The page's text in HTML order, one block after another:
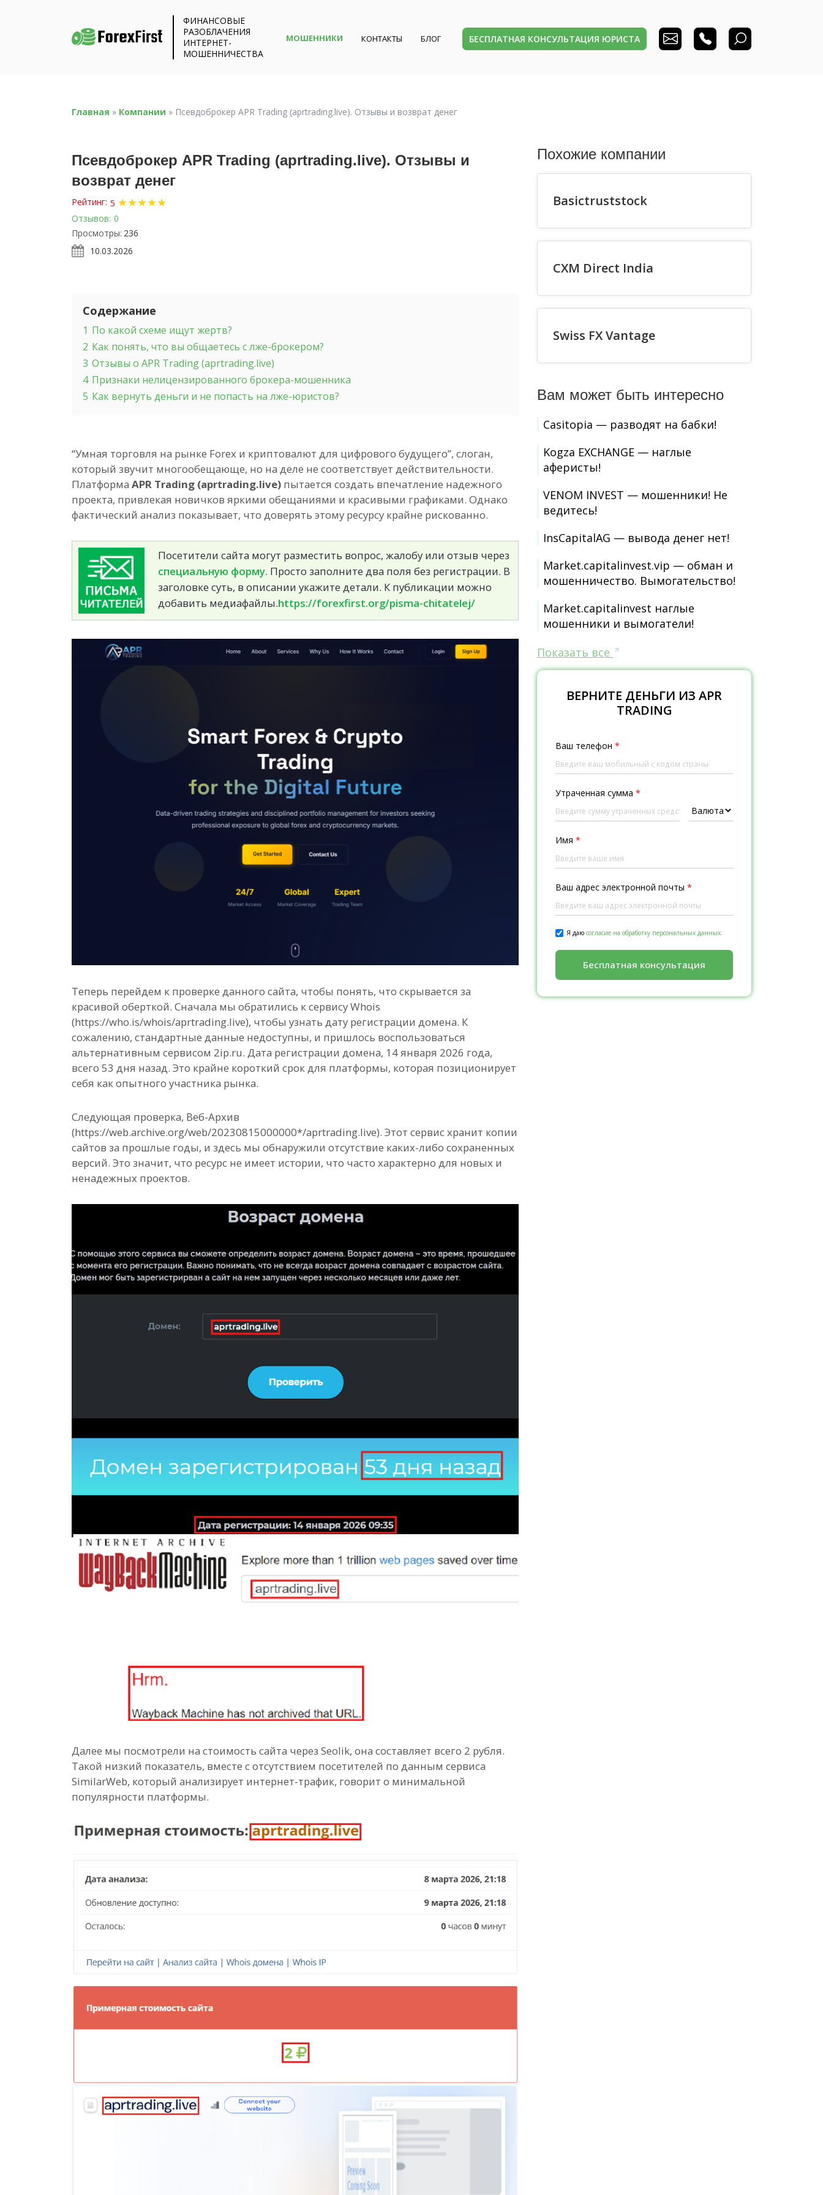
ФИНАНСОВЫЕ
РАЗОБЛАЧЕНИЯ
ИНТЕРНЕТ-
МОШЕННИЧЕСТВА
МОШЕННИКИ КОНТАКТЫ БЛОГ БЕСПЛАТНАЯ КОНСУЛЬТАЦИЯ ЮРИСТА
Главная » Компании » Псевдоброкер APR Trading (aprtrading.live). Отзывы и возврат денег
Псевдоброкер APR Trading (aprtrading.live). Отзывы и
возврат денег
Рейтинг: 5 ★★★★★
Отзывов: 0
Просмотры: 236
10.03.2026
Содержание
1 По какой схеме ищут жертв?
2 Как понять, что вы общаетесь с лже-брокером?
3 Отзывы о APR Trading (aprtrading.live)
4 Признаки нелицензированного брокера-мошенника
5 Как вернуть деньги и не попасть на лже-юристов?
“Умная торговля на рынке Forex и криптовалют для цифрового будущего”, слоган,
который звучит многообещающе, но на деле не соответствует действительности.
Платформа APR Trading (aprtrading.live) пытается создать впечатление надежного
проекта, привлекая новичков яркими обещаниями и красивыми графиками. Однако
фактический анализ показывает, что доверять этому ресурсу крайне рискованно.
Посетители сайта могут разместить вопрос, жалобу или отзыв через
специальную форму. Просто заполните два поля без регистрации. В
заголовке суть, в описании укажите детали. К публикации можно
добавить медиафайлы.https://forexfirst.org/pisma-chitatelej/
Теперь перейдем к проверке данного сайта, чтобы понять, что скрывается за
красивой оберткой. Сначала мы обратились к сервису Whois
(https://who.is/whois/aprtrading.live), чтобы узнать дату регистрации домена. К
сожалению, стандартные данные недоступны, и пришлось воспользоваться
альтернативным сервисом 2ip.ru. Дата регистрации домена, 14 января 2026 года,
всего 53 дня назад. Это крайне короткий срок для платформы, которая позиционирует
себя как опытного участника рынка.
Следующая проверка, Веб-Архив
(https://web.archive.org/web/20230815000000*/aprtrading.live). Этот сервис хранит копии
сайтов за прошлые годы, и здесь мы обнаружили отсутствие каких-либо сохраненных
версий. Это значит, что ресурс не имеет истории, что часто характерно для новых и
ненадежных проектов.
Далее мы посмотрели на стоимость сайта через Seolik, она составляет всего 2 рубля.
Такой низкий показатель, вместе с отсутствием посетителей по данным сервиса
SimilarWeb, который анализирует интернет-трафик, говорит о минимальной
популярности платформы.
Похожие компании
Basictruststock
CXM Direct India
Swiss FX Vantage
Вам может быть интересно
Casitopia — разводят на бабки!
Kogza EXCHANGE — наглые
аферисты!
VENOM INVEST — мошенники! Не
ведитесь!
InsCapitalAG — вывода денег нет!
Market.capitalinvest.vip — обман и
мошенничество. Вымогательство!
Market.capitalinvest наглые
мошенники и вымогатели!
Показать все
ВЕРНИТЕ ДЕНЬГИ ИЗ APR
TRADING
Ваш телефон *
Утраченная сумма *
Имя *
Ваш адрес электронной почты *
Я даю согласие на обработку персональных данных.
Бесплатная консультация